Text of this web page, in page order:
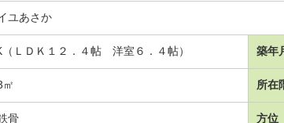
ユあさか
（ＬＤＫ１２．４帖 洋室６．４帖） 築年
所在
骨 方位